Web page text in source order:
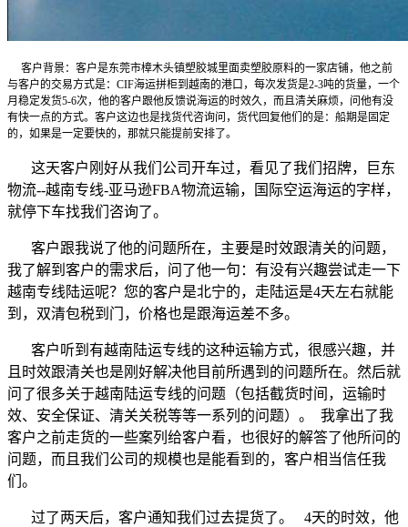
客户背景：客户是东莞市樟木头镇塑胶城里面卖塑胶原料的一家店铺，他之前
与客户的交易方式是：CIF海运拼柜到越南的港口，每次发货是2-3吨的货量，一个
月稳定发货5-6次，他的客户跟他反馈说海运的时效久，而且清关麻烦，问他有没
有快一点的方式。客户这边也是找货代咨询问，货代回复他们的是：船期是固定
的，如果是一定要快的，那就只能提前安排了。
这天客户刚好从我们公司开车过，看见了我们招牌，巨东
物流--越南专线-亚马逊FBA物流运输，国际空运海运的字样，
就停下车找我们咨询了。
客户跟我说了他的问题所在，主要是时效跟清关的问题，
我了解到客户的需求后，问了他一句：有没有兴趣尝试走一下
越南专线陆运呢？您的客户是北宁的，走陆运是4天左右就能
到，双清包税到门，价格也是跟海运差不多。
客户听到有越南陆运专线的这种运输方式，很感兴趣，并
且时效跟清关也是刚好解决他目前所遇到的问题所在。然后就
问了很多关于越南陆运专线的问题（包括截货时间，运输时
效、安全保证、清关关税等等一系列的问题）。
我拿出了我
客户之前走货的一些案列给客户看，也很好的解答了他所问的
问题，而且我们公司的规模也是能看到的，客户相当信任我
们。
过了两天后，客户通知我们过去提货了。 4天的时效，他